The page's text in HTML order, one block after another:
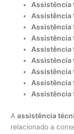
Assistência
Assistência
Assistência
Assistência
Assistência
Assistência
Assistência
Assistência
Assistência
Aassistência
relacionado a